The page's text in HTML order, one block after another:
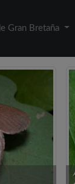
Gran Bretaña